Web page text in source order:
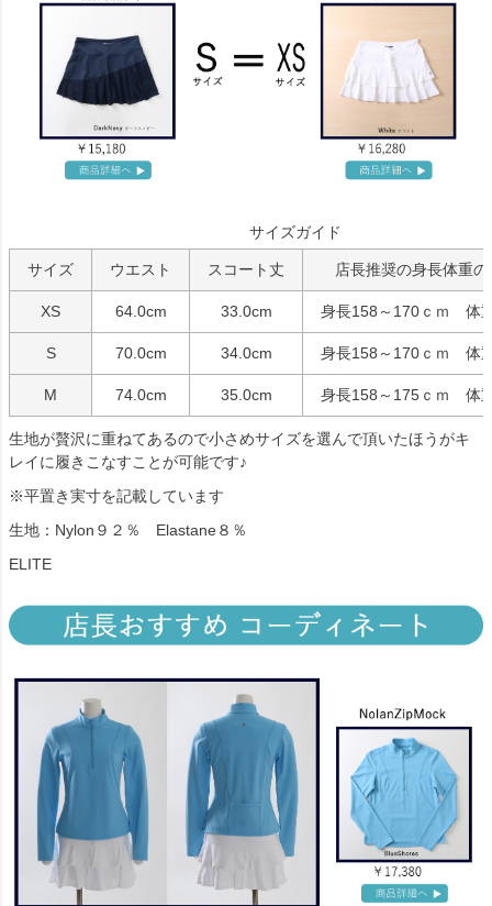
サイズガイド
サイズ ウエスト スコート丈 店長推奨の身長体重
XS 64.0cm 33.0cm 身長158～170ｃｍ 体
S 70.0cm 34.0cm 身長158～170ｃｍ 体
M 74.0cm 35.0cm 身長158～175ｃｍ 体
生地が贅沢に重ねてあるので小さめサイズを選んで頂いたほうがキ
レイに履きこなすことが可能です♪
※平置き実寸を記載しています
生地：Nylon９２％ Elastane８％
ELITE